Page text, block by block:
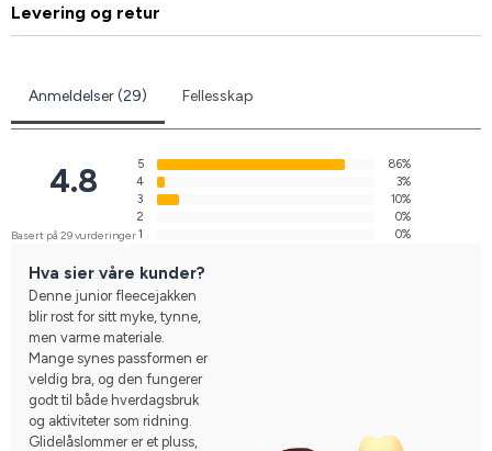
Levering og retur
Anmeldelser (29) Fellesskap
4.8
Basert på 29 vurderinger
5
86%
4
3%
3
10%
2
0%
1
0%
Hva sier våre kunder?
Denne junior fleecejakken
blir rost for sitt myke, tynne,
men varme materiale.
Mange synes passformen er
veldig bra, og den fungerer
godt til både hverdagsbruk
og aktiviteter som ridning.
Glidelåslommer er et pluss,